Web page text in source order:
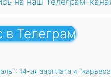
в Телеграм
14-ая зарплата и